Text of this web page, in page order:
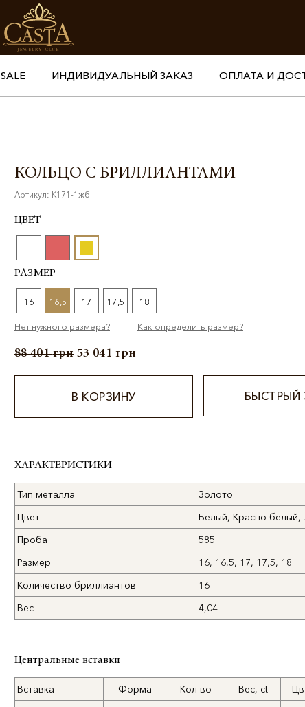
SALE ИНДИВИДУАЛЬНЫЙ ЗАКАЗ ОПЛАТА И
КОЛЬЦО С БРИЛЛИАНТАМИ
Артикул: К171-1жб
ЦВЕТ
РАЗМЕР
16 16,5 17 17,5 18
Нет нужного размера? Как определить размер?
88 401грн 53 041 грн
В КОРЗИНУ БЫСТРЫЙ
ХАРАКТЕРИСТИКИ
Тип металла
Золото
Цвет
Белый, Красно-
Проба
585
Размер
16, 16,5, 17, 17,5, 18
Количество бриллиантов
16
Вес
4,04
Центральные вставки
Вставка Форма Кол-во Вес, ct